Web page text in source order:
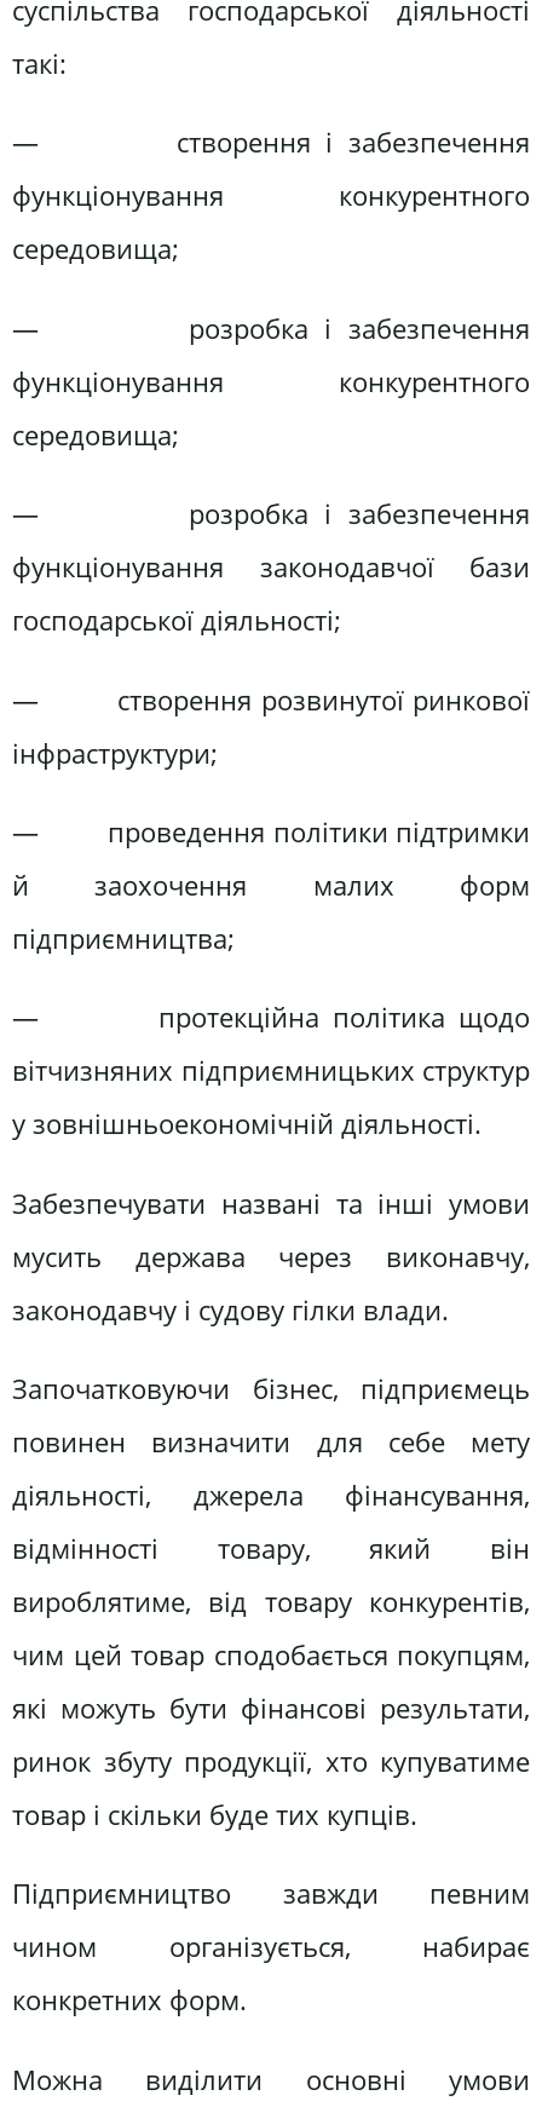
суспільства господарської діяльності
такі:
— створення і забезпечення
функціонування конкурентного
середовища;
— розробка і забезпечення
функціонування конкурентного
середовища;
— розробка і забезпечення
функціонування законодавчої бази
господарської діяльності;
— створення розвинутої ринкової
інфраструктури;
— проведення політики підтримки
й заохочення малих форм
підприємництва;
— протекційна політика щодо
вітчизняних підприємницьких структур
у зовнішньоекономічній діяльності.
Забезпечувати названі та інші умови
мусить держава через виконавчу,
законодавчу і судову гілки влади.
Започатковуючи бізнес, підприємець
повинен визначити для себе мету
діяльності, джерела фінансування,
відмінності товару, який він
вироблятиме, від товару конкурентів,
чим цей товар сподобається покупцям,
які можуть бути фінансові результати,
ринок збуту продукції, хто купуватиме
товар і скільки буде тих купців.
Підприємництво завжди певним
чином організується, набирає
конкретних форм.
Можна виділити основні умови